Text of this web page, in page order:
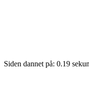
Siden dannet på: 0.19